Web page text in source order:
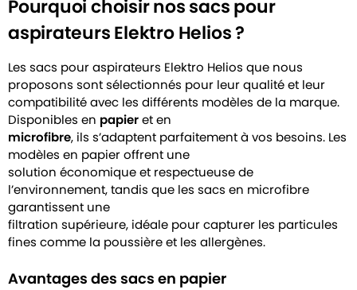
Pourquoi choisir nos sacs pour
aspirateurs Elektro Helios ?
Les sacs pour aspirateurs Elektro Helios que nous
proposons sont sélectionnés pour leur qualité et leur
compatibilité avec les différents modèles de la marque.
Disponibles en papieret en
microfibre, ils s’adaptent parfaitement à vos besoins. Les
modèles en papier offrent une
solution économique et respectueuse de
l’environnement, tandis que les sacs en microfibre
garantissent une
filtration supérieure, idéale pour capturer les particules
fines comme la poussière et les allergènes.
Avantages des sacs en papier